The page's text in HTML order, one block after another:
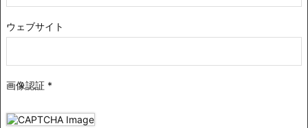
ウェブサイト
画像認証 *